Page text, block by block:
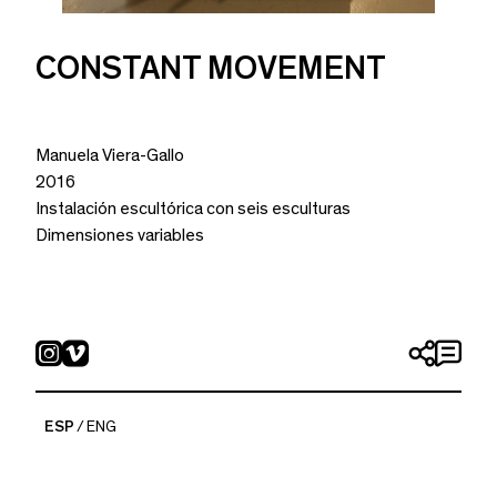
CONSTANT MOVEMENT
Manuela Viera-Gallo
2016
Instalación escultórica con seis esculturas
Dimensiones variables
ESP ENG